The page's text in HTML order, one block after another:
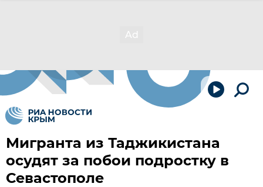
Мигранта из Таджикистана
осудят за побои подростку в
Севастополе